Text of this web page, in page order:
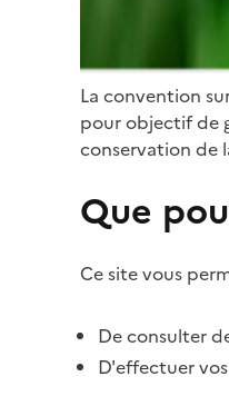
La convention
pour objectif de
conservation de
Que
Ce site vous
De consulter
D'effectuer